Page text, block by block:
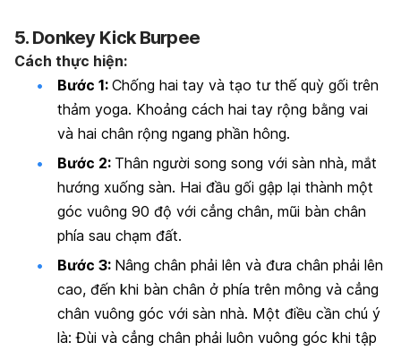
5. Donkey Kick Burpee
Cách thực hiện:
Bước 1: Chống hai tay và tạo tư thế quỳ gối trên
thảm yoga. Khoảng cách hai tay rộng bằng vai
và hai chân rộng ngang phần hông.
Bước 2: Thân người song song với sàn nhà, mắt
hướng xuống sàn. Hai đầu gối gập lại thành một
góc vuông 90 độ với cẳng chân, mũi bàn chân
phía sau chạm đất.
Bước 3: Nâng chân phải lên và đưa chân phải lên
cao, đến khi bàn chân ở phía trên mông và cẳng
chân vuông góc với sàn nhà. Một điều cần chú ý
là: Đùi và cẳng chân phải luôn vuông góc khi tập